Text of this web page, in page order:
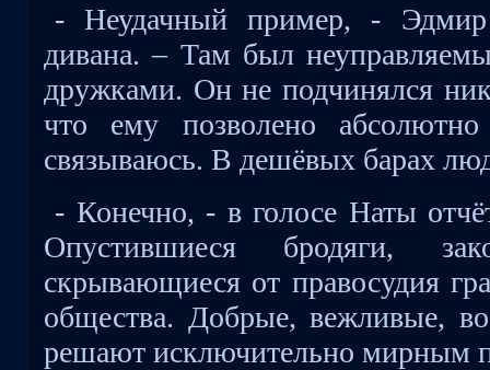
- Неудачный пример, - Эдмир
дивана. – Там был
дружками. Он не подчинялся
что ему позволено
связываюсь. В дешёвых барах
- Конечно, - в голосе Наты
Опустившиеся бродяги,
скрывающиеся от правосудия
общества. Добрые, вежливые,
решают исключительно мирным